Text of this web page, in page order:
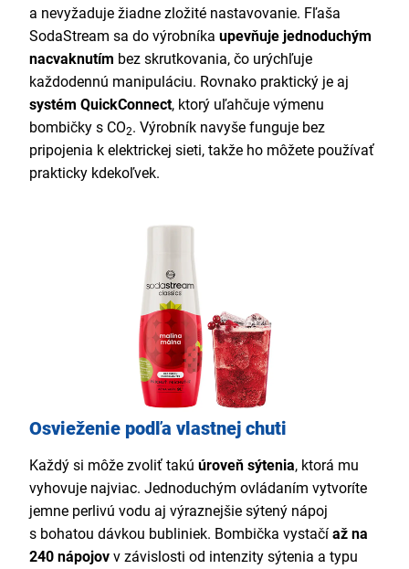
a nevyžaduje žiadne zložité nastavovanie. Fľaša
SodaStream sa do výrobníka upevňuje jednoduchým
nacvaknutím bez skrutkovania, čo urýchľuje
každodennú manipuláciu. Rovnako praktický je aj
systém QuickConnect, ktorý uľahčuje výmenu
bombičky s CO2. Výrobník navyše funguje bez
pripojenia k elektrickej sieti, takže ho môžete používať
prakticky kdekoľvek.
Osvieženie podľa vlastnej chuti
Každý si môže zvoliť takú úroveň sýtenia, ktorá mu
vyhovuje najviac. Jednoduchým ovládaním vytvoríte
jemne perlivú vodu aj výraznejšie sýtený nápoj
s bohatou dávkou bubliniek. Bombička vystačí až na
240 nápojov v závislosti od intenzity sýtenia a typu